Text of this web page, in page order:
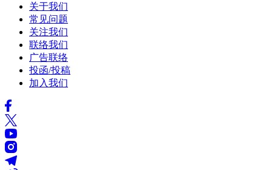
关于我们
常见问题
关注我们
联络我们
广告联络
投函/投稿
加入我们